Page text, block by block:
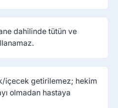
dahilinde tütün ve
içecek getirilemez; hekim
olmadan hastaya